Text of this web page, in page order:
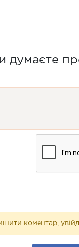
думаєте
коментар,